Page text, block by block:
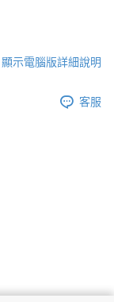
顯示電腦版詳細說明
客服